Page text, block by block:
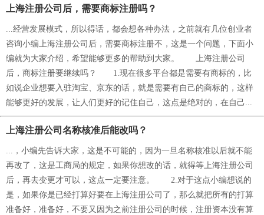
上海注册公司后，需要商标注册吗？
...经营发展模式，所以得话，都会想各种办法，之前就有几位创业者
咨询小编上海注册公司后，需要商标注册不，这是一个问题，下面小
编就为大家介绍，希望能够更多的帮助到大家。 上海注册公司
后，商标注册要继续吗？ 1.现在很多平台都是需要有商标的，比
如说企业想要入驻淘宝、京东的话，就是需要有自己的商标的，这样
能够更好的发展，让人们更好的记住自己，这点是绝对的，在自己...
上海注册公司名称核准后能改吗？
...，小编先告诉大家，这是不可能的，因为一旦名称核准以后就不能
再改了，这是工商局的规定，如果你想改的话，就得等上海注册公司
后，再去变更才可以，这点一定要注意。 2.对于这点小编想说的
是，如果你是已经打算好要在上海注册公司了，那么就把所有的打算
准备好，准备好，不要又因为之前注册公司的时候，注册资本没有算